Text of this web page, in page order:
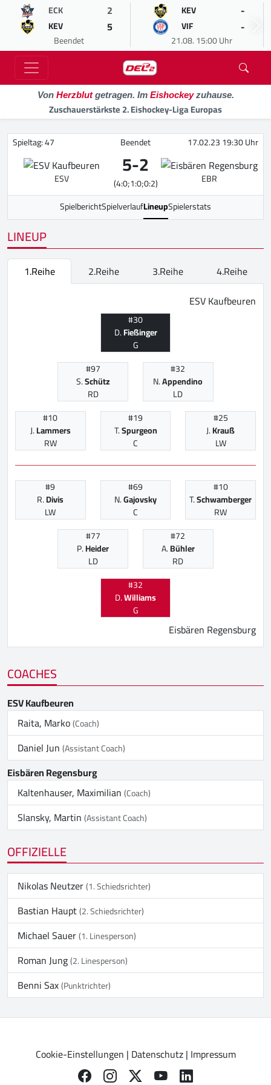
ECK 2
KEV 5
Beendet
KEV -
VIF -
21.08. 15:00 Uhr
Von Herzblutgetragen. Im Eishockeyzuhause.
Zuschauerstärkste 2. Eishockey-Liga Europas
Spieltag: 47 Beendet 17.02.23 19:30 Uhr
ESV 5-2
(4:0;1:0;0:2)
EBR
SpielberichtSpielverlaufLineupSpielerstats
LINEUP
1.Reihe 2.Reihe 3.Reihe
4.Reihe
ESV Kaufbeuren
#30
D.Fießinger
G
#97
S.Schütz
RD
#32
N.Appendino
LD
#10
J.Lammers
RW
#19
T.Spurgeon
C
#25
J.Krauß
LW
#9
R.Divis
LW
#69
N.Gajovsky
C
#10
T.Schwamberger
RW
#77
P.Heider
LD
#72
A.Bühler
RD
#32
D.Williams
G
Eisbären Regensburg
COACHES
ESV Kaufbeuren
Raita, Marko(Coach)
Daniel Jun(Assistant Coach)
Eisbären Regensburg
Kaltenhauser, Maximilian(Coach)
Slansky, Martin(Assistant Coach)
OFFIZIELLE
Nikolas Neutzer(1. Schiedsrichter)
Bastian Haupt(2. Schiedsrichter)
Michael Sauer(1. Linesperson)
Roman Jung(2. Linesperson)
Benni Sax(Punktrichter)
Cookie-Einstellungen | Datenschutz| Impressum